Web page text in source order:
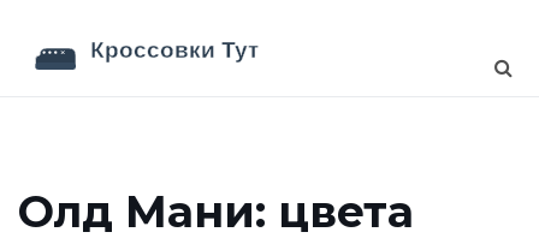
Олд Мани: цвета